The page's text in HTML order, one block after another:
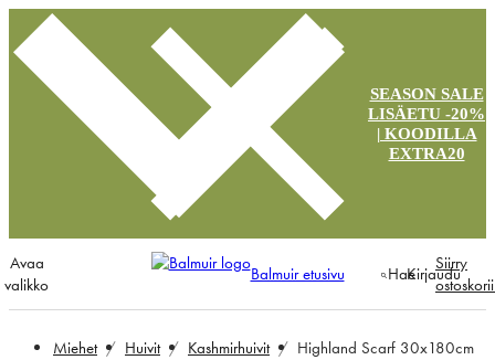
SEASON SALE
LISÄETU -20%
| KOODILLA
EXTRA20
Avaa
valikko
Balmuir etusivu HaeKirjaudu
Siirry
Miehet Huivit Kashmirhuivit Highland Scarf 30x180cm